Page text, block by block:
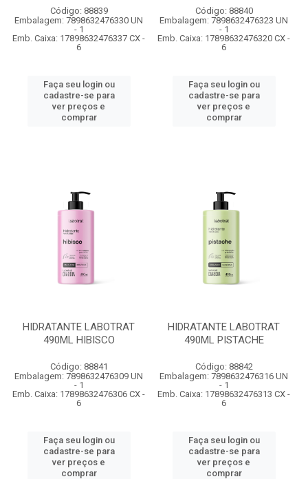
Código: 88839
Embalagem: 7898632476330 UN
- 1
Emb. Caixa: 17898632476337 CX -
6
Faça seu login ou
cadastre-se para
ver preços e
comprar
Código: 88840
Embalagem: 7898632476323 UN
- 1
Emb. Caixa: 17898632476320 CX -
6
Faça seu login ou
cadastre-se para
ver preços e
comprar
HIDRATANTE LABOTRAT
490ML HIBISCO
Código: 88841
Embalagem: 7898632476309 UN
- 1
Emb. Caixa: 17898632476306 CX -
6
Faça seu login ou
cadastre-se para
ver preços e
comprar
HIDRATANTE LABOTRAT
490ML PISTACHE
Código: 88842
Embalagem: 7898632476316 UN
- 1
Emb. Caixa: 17898632476313 CX -
6
Faça seu login ou
cadastre-se para
ver preços e
comprar